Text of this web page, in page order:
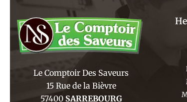
Le Comptoir Des Saveurs
15 Rue de la Bièvre
57400 SARREBOURG